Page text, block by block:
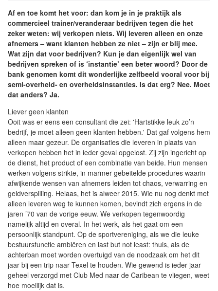
Af en toe komt het voor: dan kom je in je praktijk als
commercieel trainer/veranderaar bedrijven tegen die het
zeker weten: wij verkopen niets. Wij leveren alleen en onze
afnemers – want klanten hebben ze niet – zijn er blij mee.
Wat zijn dat voor bedrijven? Kun je dan eigenlijk wel van
bedrijven spreken of is ‘instantie’ een beter woord? Door de
bank genomen komt dit wonderlijke zelfbeeld vooral voor bij
semi-overheid- en overheidsinstanties. Is dat erg? Nee. Moet
dat anders? Ja.
Liever geen klanten
Ooit was er eens een consultant die zei: 'Hartstikke leuk zo’n
bedrijf, je moet alleen geen klanten hebben.' Dat gaf volgens hem
alleen maar gezeur. De organisaties die leveren in plaats van
verkopen hebben het in ieder geval opgelost. Zij zijn ingericht op
de dienst, het product of een combinatie van beide. Hun mensen
werken volgens strikte, in marmer gebeitelde procedures waarin
afwijkende wensen van afnemers leiden tot chaos, verwarring en
geldverspilling. Helaas, het is alweer 2015. Wie nu nog denkt met
alleen leveren weg te kunnen komen, bevindt zich ergens in de
jaren ’70 van de vorige eeuw. We verkopen tegenwoordig
namelijk altijd en overal. In het werk, als het gaat om een
persoonlijk standpunt. Op de sportvereniging, als we die leuke
bestuursfunctie ambiëren en last but not least: thuis, als de
achterban moet worden overtuigd van de noodzaak om het dit
jaar bij een trip naar Texel te houden. Wie gewend is ieder jaar
geheel verzorgd met Club Med naar de Caribean te vliegen, weet
hoe moeilijk dat is.